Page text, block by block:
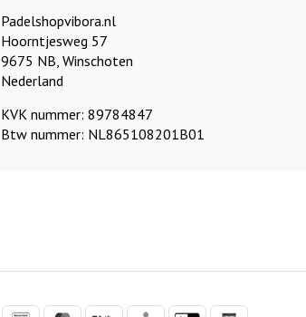
Padelshopvibora.nl
Hoorntjesweg 57
9675 NB, Winschoten
Nederland
KVK nummer: 89784847
Btw nummer: NL865108201B01